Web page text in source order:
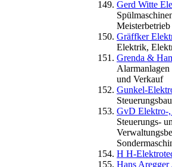
Gerd Witte
Meisterbetrieb
Gräffker
Elektrik,
Grenda &
und Verkauf
Gunkel-
GvD Elektro-,
Steuerungs-
H H-
Hans